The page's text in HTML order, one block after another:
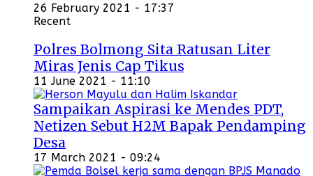
26 February 2021 - 17:37
Recent
Polres Bolmong Sita Ratusan Liter
Miras Jenis Cap Tikus
11 June 2021 - 11:10
Sampaikan Aspirasi ke Mendes PDT,
Netizen Sebut H2M Bapak Pendamping
Desa
17 March 2021 - 09:24